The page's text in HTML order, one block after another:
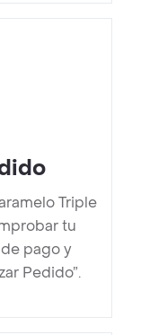
Triple
tu
pago y
Pedido”.